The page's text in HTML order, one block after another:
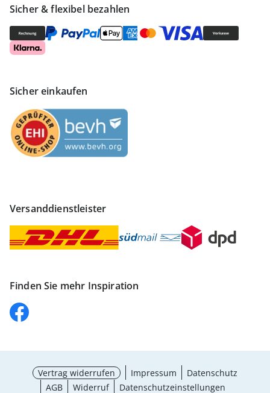
Sicher & flexibel bezahlen
Sicher einkaufen
Versanddienstleister
Finden Sie mehr Inspiration
Vertrag widerrufen Impressum
Datenschutz
AGB
Widerruf Datenschutzeinstellungen